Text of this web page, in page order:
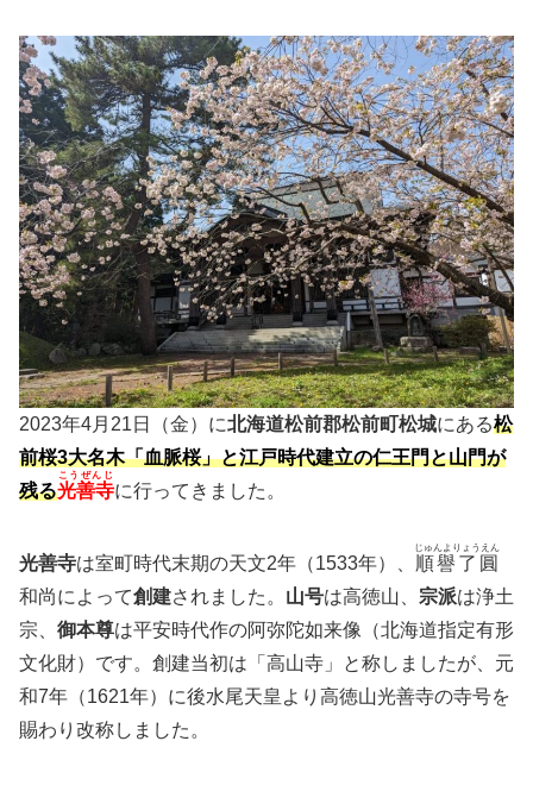
2023年4月21日（金）に北海道松前郡松前町松城にある松
前桜3大名木「血脈桜」と江戸時代建立の仁王門と山門が
残る光善寺
こうぜんじ
に行ってきました。
光善寺は室町時代末期の天文2年（1533年）、 順譽了圓
じゅんよりょうえん
和尚によって創建されました。 山号は高徳山、 宗派は浄土
宗、 御本尊は平安時代作の阿弥陀如来像（北海道指定有形
文化財）です。創建当初は「高山寺」と称しましたが、元
和7年（1621年）に後水尾天皇より高徳山光善寺の寺号を
賜わり改称しました。